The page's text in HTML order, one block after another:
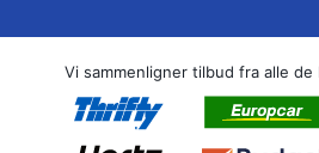
Vi sammenligner tilbud fra alle